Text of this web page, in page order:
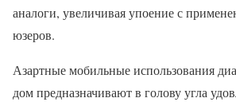
аналоги, увеличивая упоение с
юзеров.
Азартные мобильные использования
дом предназначивают в голову угла